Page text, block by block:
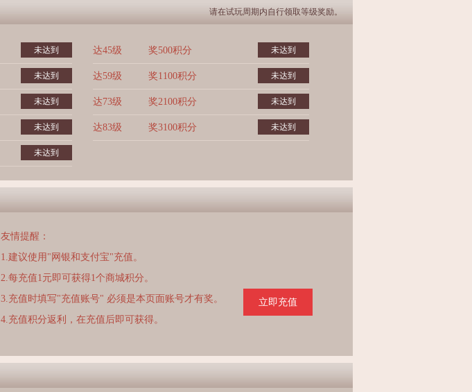
请在试玩周期内自行领取等级奖励。
未达到 达45级 奖500积分 未达到
未达到 达59级 奖1100积分 未达到
未达到 达73级 奖2100积分 未达到
未达到 达83级 奖3100积分 未达到
未达到
友情提醒：
1.建议使用"网银和支付宝"充值。
2.每充值1元即可获得1个商城积分。
3.充值时填写"充值账号" 必须是本页面账号才有奖。
4.充值积分返利，在充值后即可获得。
立即充值